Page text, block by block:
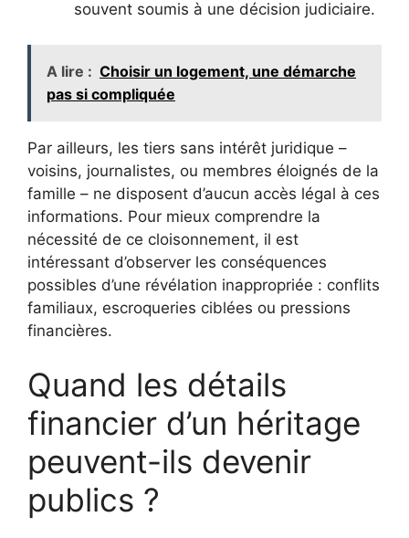
souvent soumis à une décision judiciaire.
A lire : Choisir un logement, une démarche
pas si compliquée
Par ailleurs, les tiers sans intérêt juridique –
voisins, journalistes, ou membres éloignés de la
famille – ne disposent d’aucun accès légal à ces
informations. Pour mieux comprendre la
nécessité de ce cloisonnement, il est
intéressant d’observer les conséquences
possibles d’une révélation inappropriée : conflits
familiaux, escroqueries ciblées ou pressions
financières.
Quand les détails
financier d’un héritage
peuvent-ils devenir
publics ?